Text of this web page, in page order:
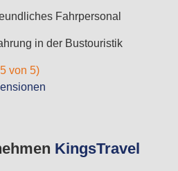
KingsTravel
Fahrpersonal
in der Bustouristik
von 5)